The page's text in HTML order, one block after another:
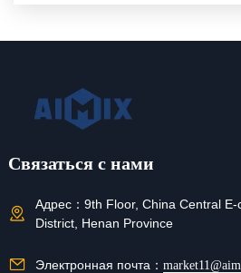
Связаться с нами
Адрес： 9th Floor, China Central
District, Henan Province
Электронная почта：